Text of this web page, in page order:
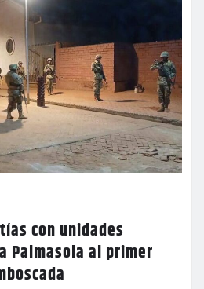
con unidades
Palmasola al primer